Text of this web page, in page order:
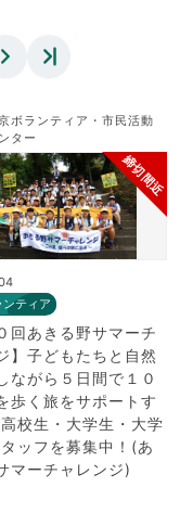
ボランティア・市民活動
ター
締切間近
ンティア
回あきる野サマーチ
】子どもたちと自然
ながら５日間で１０
歩く旅をサポートす
校生・大学生・大学
ッフを募集中！(あ
マーチャレンジ)